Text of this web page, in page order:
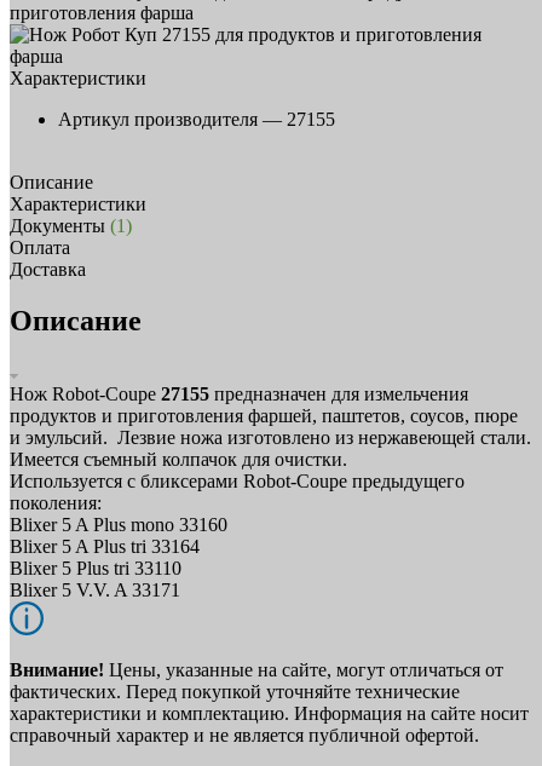
Характеристики
Артикул производителя — 27155
Описание
Характеристики
Документы (1)
Оплата
Доставка
Описание
Нож Robot-Coupe 27155 предназначен для измельчения
продуктов и приготовления фаршей, паштетов, соусов, пюре
и эмульсий. Лезвие ножа изготовлено из нержавеющей стали.
Имеется съемный колпачок для очистки.
Используется с бликсерами Robot-Coupe предыдущего
поколения:
Blixer 5 A Plus mono 33160
Blixer 5 A Plus tri 33164
Blixer 5 Plus tri 33110
Blixer 5 V.V. A 33171
Внимание! Цены, указанные на сайте, могут отличаться от
фактических. Перед покупкой уточняйте технические
характеристики и комплектацию. Информация на сайте носит
справочный характер и не является публичной офертой.